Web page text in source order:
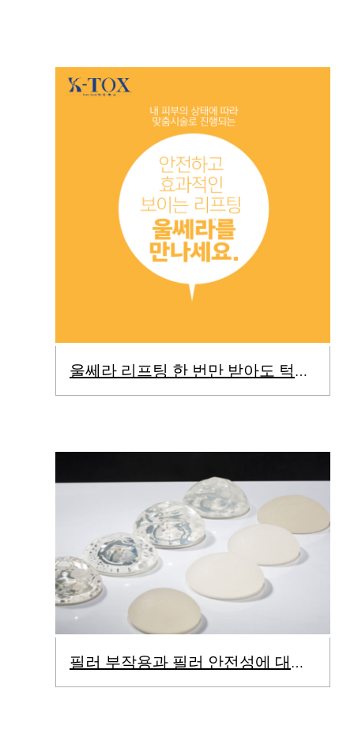
울쎄라 리프팅 한 번만 받아도 턱선이 살아난다?
필러 부작용과 필러 안전성에 대하여